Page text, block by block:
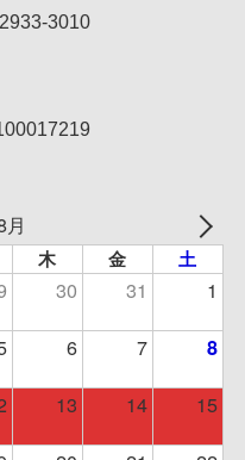
3010
木 金 土
30 31
1
6 7 8
13 14
15